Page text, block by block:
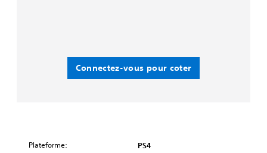
Connectez-vous pour coter
Plateforme: PS4